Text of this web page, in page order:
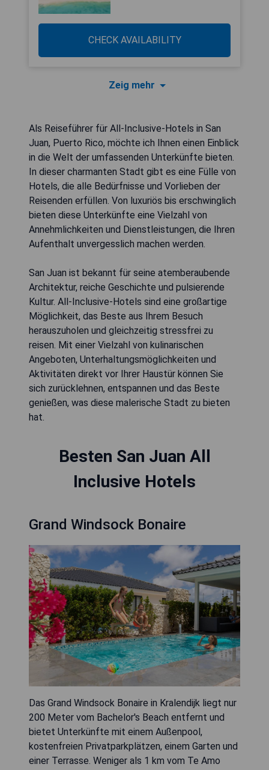
CHECK AVAILABILITY
Zeig mehr
Als Reiseführer für All-Inclusive-Hotels in San
Juan, Puerto Rico, möchte ich Ihnen einen Einblick
in die Welt der umfassenden Unterkünfte bieten.
In dieser charmanten Stadt gibt es eine Fülle von
Hotels, die alle Bedürfnisse und Vorlieben der
Reisenden erfüllen. Von luxuriös bis erschwinglich
bieten diese Unterkünfte eine Vielzahl von
Annehmlichkeiten und Dienstleistungen, die Ihren
Aufenthalt unvergesslich machen werden.
San Juan ist bekannt für seine atemberaubende
Architektur, reiche Geschichte und pulsierende
Kultur. All-Inclusive-Hotels sind eine großartige
Möglichkeit, das Beste aus Ihrem Besuch
herauszuholen und gleichzeitig stressfrei zu
reisen. Mit einer Vielzahl von kulinarischen
Angeboten, Unterhaltungsmöglichkeiten und
Aktivitäten direkt vor Ihrer Haustür können Sie
sich zurücklehnen, entspannen und das Beste
genießen, was diese malerische Stadt zu bieten
hat.
Besten San Juan All
Inclusive Hotels
Grand Windsock Bonaire
Das Grand Windsock Bonaire in Kralendijk liegt nur
200 Meter vom Bachelor's Beach entfernt und
bietet Unterkünfte mit einem Außenpool,
kostenfreien Privatparkplätzen, einem Garten und
einer Terrasse. Weniger als 1 km vom Te Amo